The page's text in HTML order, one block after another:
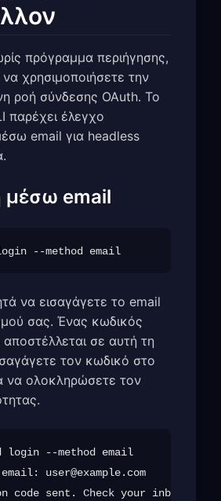
πρόγραμμα περιήγησης,
χρησιμοποιήσετε την
ροή σύνδεσης OAuth. Το
παρέχει έλεγχο
email για headless
μέσω email
να εισαγάγετε το email
σας. Ένας κωδικός
σε αυτή τη
τον κωδικό στο
να ολοκληρώσετε τον
login --method email
user@example.com
code sent. Check your inbox.